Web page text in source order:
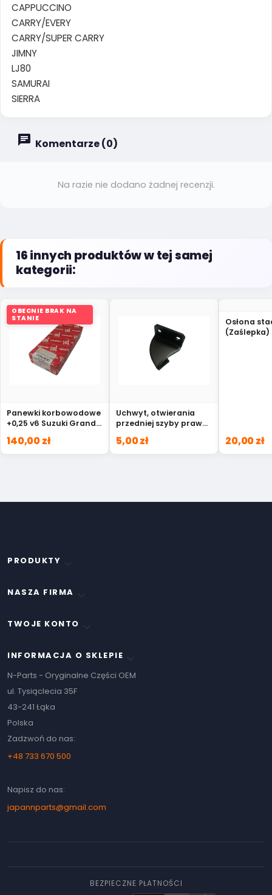
CAPPUCCINO
CARRY/EVERY
CARRY/SUPER CARRY
JIMNY
LJ80
SAMURAI
SIERRA
Komentarze (0)
Na razie nie dodano żadnej recenzji.
16 innych produktów w tej samej
kategorii:
OBECNIE BRAK NA
STANIE
Panewki korbowodowe
+0,25 v6 Suzuki Grand
140,00 zł
Uchwyt, otwierania
przedniej szyby prawy
80000
5,00 zł
Osłona
(Zaślepka)
20,00 zł
PRODUKTY
NASZA FIRMA
TWOJE KONTO
INFORMACJA O SKLEPIE
N-Parts - Oryginalne Części OEM
ul. Tysiąclecia 35F
43-241 Łąka
Polska
Zadzwoń do nas:
+48 733 670 500
Napisz do nas:
japannparts@gmail.com
BEZPIECZNE PŁATNOŚCI